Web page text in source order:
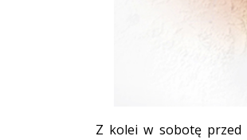
Z kolei w sobotę przed